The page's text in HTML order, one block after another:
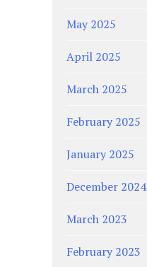
May 2025
April 2025
March 2025
February 2025
January 2025
December 2024
March 2023
February 2023